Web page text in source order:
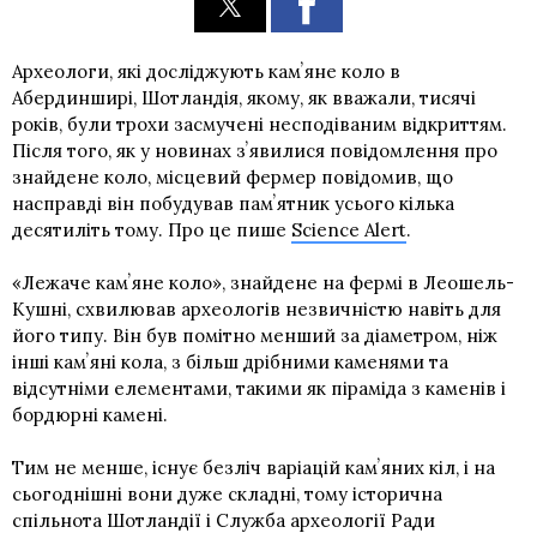
Археологи, які досліджують камʼяне коло в
Абердинширі, Шотландія, якому, як вважали, тисячі
років, були трохи засмучені несподіваним відкриттям.
Після того, як у новинах зʼявилися повідомлення про
знайдене коло, місцевий фермер повідомив, що
насправді він побудував памʼятник усього кілька
десятиліть тому. Про це пише Science Alert.
«Лежаче камʼяне коло», знайдене на фермі в Леошель-
Кушні, схвилював археологів незвичністю навіть для
його типу. Він був помітно менший за діаметром, ніж
інші камʼяні кола, з більш дрібними каменями та
відсутніми елементами, такими як піраміда з каменів і
бордюрні камені.
Тим не менше, існує безліч варіацій камʼяних кіл, і на
сьогоднішні вони дуже складні, тому історична
спільнота Шотландії і Служба археології Ради